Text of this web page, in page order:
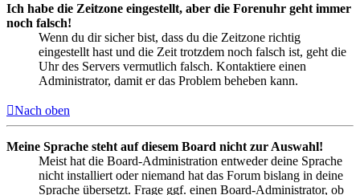
Ich habe die Zeitzone eingestellt, aber die Forenuhr geht immer
noch falsch!
Wenn du dir sicher bist, dass du die Zeitzone richtig
eingestellt hast und die Zeit trotzdem noch falsch ist, geht die
Uhr des Servers vermutlich falsch. Kontaktiere einen
Administrator, damit er das Problem beheben kann.
Nach oben
Meine Sprache steht auf diesem Board nicht zur Auswahl!
Meist hat die Board-Administration entweder deine Sprache
nicht installiert oder niemand hat das Forum bislang in deine
Sprache übersetzt. Frage ggf. einen Board-Administrator, ob